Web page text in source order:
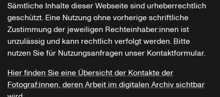
Sämtliche Inhalte dieser Webseite sind urheberrechtlich
geschützt. Eine Nutzung ohne vorherige schriftliche
Zustimmung der jeweiligen Rechteinhaber:innen ist
unzulässig und kann rechtlich verfolgt werden. Bitte
nutzen Sie für Nutzungsanfragen unser Kontaktformular.
Hier finden Sie eine Übersicht der Kontakte der
Fotograf:innen, deren Arbeit im digitalen Archiv sichtbar